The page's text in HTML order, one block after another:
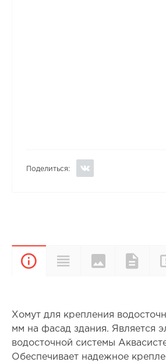
Поделиться:
ОписаниеХарактеристики
Цвета и
покрытия
Хомут для крепления
мм на фасад здания. Является
водосточной системы
Обеспечивает надежное